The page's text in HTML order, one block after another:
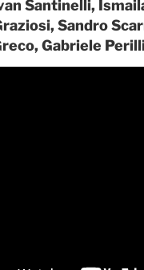
Santinelli,
Sandro
Gabriele